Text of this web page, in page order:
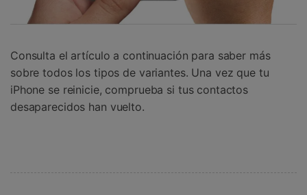
Consulta el artículo a continuación para saber más
sobre todos los tipos de variantes. Una vez que tu
iPhone se reinicie, comprueba si tus contactos
desaparecidos han vuelto.